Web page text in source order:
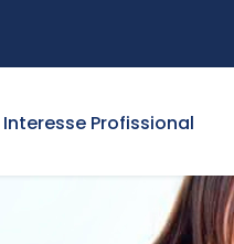
Interesse Profissional